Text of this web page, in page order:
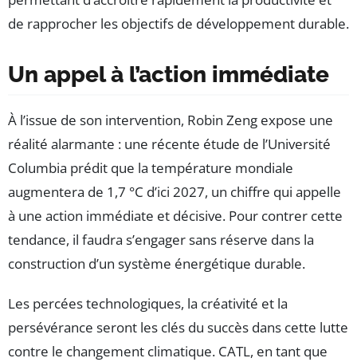
de rapprocher les objectifs de développement durable.
Un appel à l’action immédiate
À l’issue de son intervention, Robin Zeng expose une
réalité alarmante : une récente étude de l’Université
Columbia prédit que la température mondiale
augmentera de 1,7 °C d’ici 2027, un chiffre qui appelle
à une action immédiate et décisive. Pour contrer cette
tendance, il faudra s’engager sans réserve dans la
construction d’un système énergétique durable.
Les percées technologiques, la créativité et la
persévérance seront les clés du succès dans cette lutte
contre le changement climatique. CATL, en tant que